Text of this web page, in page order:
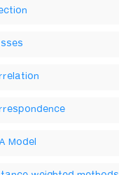
Model